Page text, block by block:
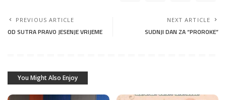
PREVIOUS ARTICLE
OD SUTRA PRAVO JESENJE VRIJEME
NEXT ARTICLE
SUDNJI DAN ZA “PROROKE”
You Might Also Enjoy